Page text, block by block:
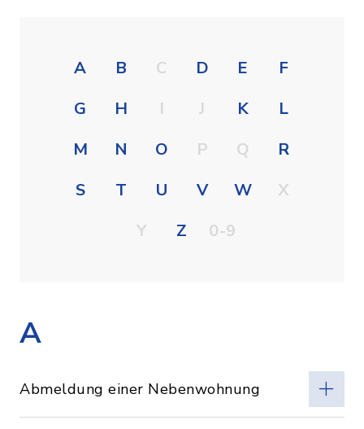
A B C D E
F
G
H I J K
L
M
N O P Q
R
S
T U V W
X
Y
Z 0-9
A
Abmeldung einer Nebenwohnung